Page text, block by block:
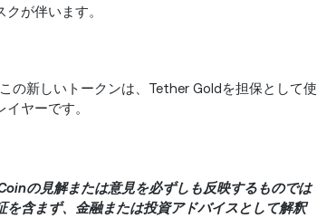
が伴います。
の新しいトークンは、Tether Goldを担保として使
ヤーです。
の見解または意見を必ずしも反映するものでは
含まず、金融または投資アドバイスとして解釈